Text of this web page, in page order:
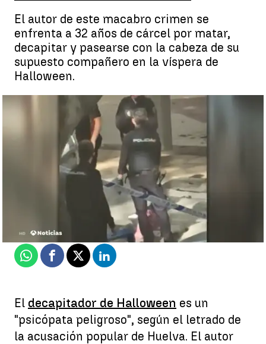
El autor de este macabro crimen se
enfrenta a 32 años de cárcel por matar,
decapitar y pasearse con la cabeza de su
supuesto compañero en la víspera de
Halloween.
El momento de la detención del hombre que se paseaba con la
cabeza de un hombre por Huelva |
Identificado pero no detenido
el hombre que se paseaba con la cabeza de un hombre en una
bolsa por Huelva
24 de octubre de 2022, 17:47
WhatsappFacebook
X Linkedin
El decapitador de Halloween es un
"psicópata peligroso", según el letrado de
la acusación popular de Huelva. El autor